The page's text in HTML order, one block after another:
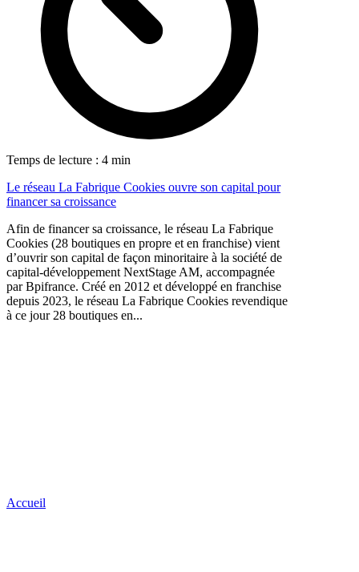
Temps de lecture : 4 min
Le réseau La Fabrique Cookies ouvre son capital pour
financer sa croissance
Afin de financer sa croissance, le réseau La Fabrique
Cookies (28 boutiques en propre et en franchise) vient
d’ouvrir son capital de façon minoritaire à la société de
capital-développement NextStage AM, accompagnée
par Bpifrance. Créé en 2012 et développé en franchise
depuis 2023, le réseau La Fabrique Cookies revendique
à ce jour 28 boutiques en...
Accueil